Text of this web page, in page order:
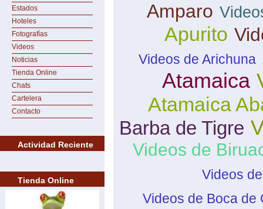
Estados
Hoteles
Fotografías
Videos
Noticias
Tienda Online
Chats
Cartelera
Contacto
Actividad Reciente
Tienda Online
Amparo
Apurito
Videos de Arichuna
Atamaica
Atamaica
Barba de Tigre
Videos de
Videos
Videos de Boca de